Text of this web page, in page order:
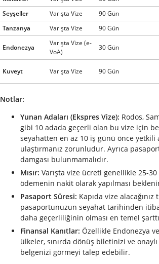
Seyşeller
Varışta Vize 90 Gün
Tanzanya
Varışta Vize 90 Gün
Endonezya
Varışta Vize (e-
VoA)
30 Gün
Kuveyt Varışta Vize 90 Gün
Notlar:
Yunan Adaları (Ekspres Vize): Rodos,
gibi 10 adada geçerli olan bu vize için
seyahatten en az 10 iş günü önce yetkili
ulaştırmanız zorunludur. Ayrıca
damgası bulunmamalıdır.
Mısır: Varışta vize ücreti genellikle 25-
ödemenin nakit olarak yapılması
Pasaport Süresi: Kapıda vize
pasaportunuzun seyahat tarihinden
daha geçerliliğinin olması en temel
Finansal Kanıtlar: Özellikle Endonezya
ülkeler, sınırda dönüş biletinizi ve
belgenizi görmeyi talep edebilir.